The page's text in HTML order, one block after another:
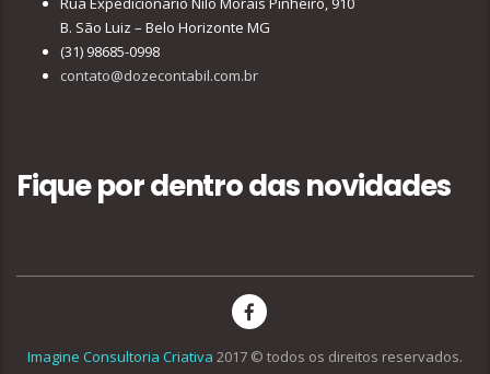
B. São Luiz – Belo Horizonte MG
(31) 98685-0998
contato@dozecontabil.com.br
Fique por dentro das novidades
Imagine Consultoria Criativa 2017 © todos os direitos reservados.